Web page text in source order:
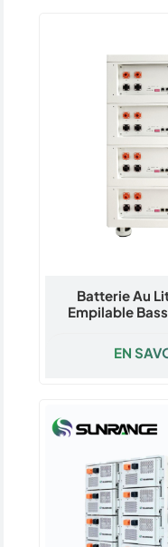
Batterie Au
Empilable
EN